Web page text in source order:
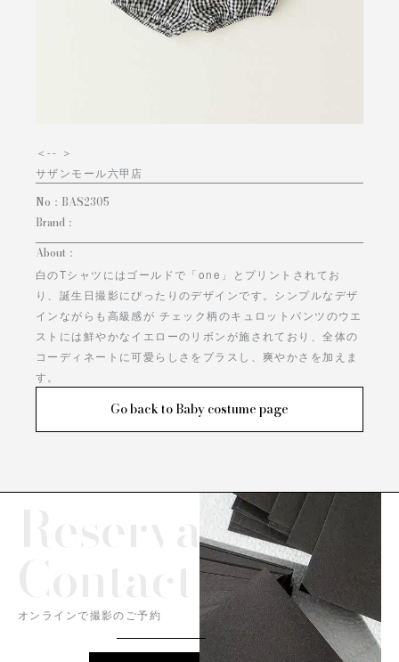
＜-- ＞
サザンモール六甲店
No： BAS2305
Brand：
About：
白のTシャツにはゴールドで「one」とプリントされてお
り、誕生日撮影にぴったりのデザインです。シンプルなデザ
インながらも高級感が チェック柄のキュロットパンツのウエ
ストには鮮やかなイエローのリボンが施されており、全体の
コーディネートに可愛らしさをプラスし、爽やかさを加えま
す。
Go back to Baby costume page
Reservation/
オンラインで撮影のご予約